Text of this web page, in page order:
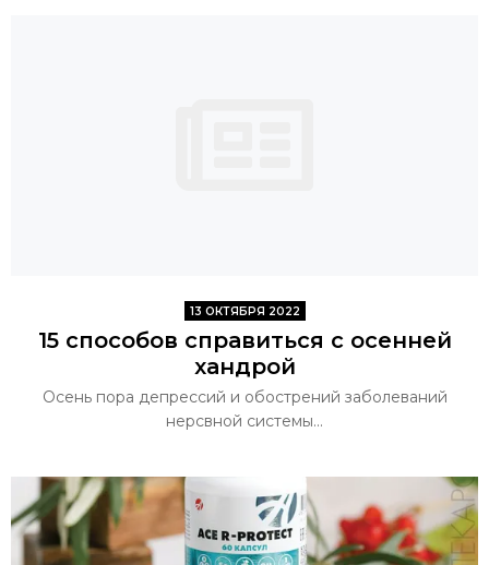
13 ОКТЯБРЯ 2022
15 способов справиться с осенней
хандрой
Осень пора депрессий и обострений заболеваний
нерсвной системы...